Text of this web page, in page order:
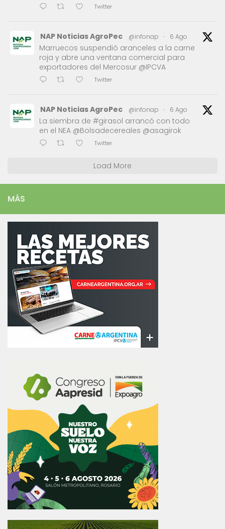
Twitter
NAP Noticias AgroPec @infonap · 6 Ago
Marruecos suspendió aranceles a la carne
roja y abre una ventana comercial para
exportadores del Mercosur @IPCVA
Twitter
NAP Noticias AgroPec @infonap · 6 Ago
La siembra de #girasol arrancó con todo
en el NEA @Bolsadecereales @asagirok
Twitter
Load More
MÁS